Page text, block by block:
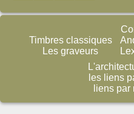
Timbres classiques
Les graveurs
les liens
liens par